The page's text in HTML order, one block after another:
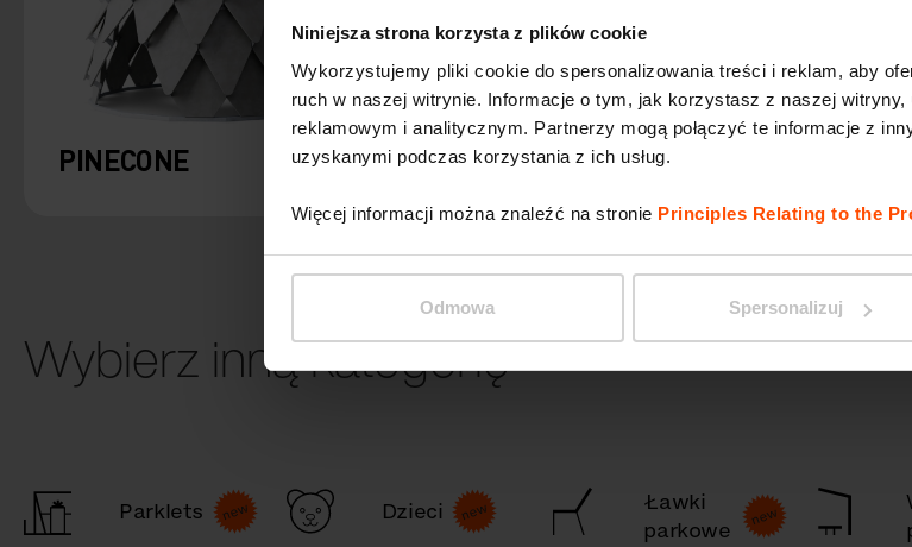
Niniejsza strona korzysta z plików cookie
Wykorzystujemy pliki cookie do spersonalizowania treści i reklam, aby
ruch w naszej witrynie. Informacje o tym, jak korzystasz z naszej witryny,
reklamowym i analitycznym. Partnerzy mogą połączyć te informacje z
uzyskanymi podczas korzystania z ich usług.
Więcej informacji można znaleźć na stronie Principles Relating to the
Odmowa Spersonalizuj
PINECONE
Wybierz inną kategorię
Parklets Dzieci
Ławki
parkowe